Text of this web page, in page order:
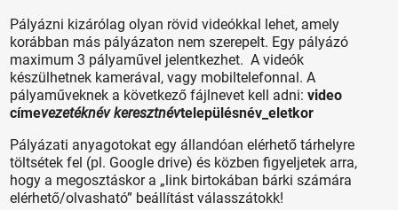
Pályázni kizárólag olyan rövid videókkal lehet, amely
korábban más pályázaton nem szerepelt. Egy pályázó
maximum 3 pályaművel jelentkezhet. A videók
készülhetnek kamerával, vagy mobiltelefonnal. A
pályaműveknek a következő fájlnevet kell adni: video
címevezetéknév keresztnévtelepülésnév_eletkor
Pályázati anyagotokat egy állandóan elérhető tárhelyre
töltsétek fel (pl. Google drive) és közben figyeljetek arra,
hogy a megosztáskor a „link birtokában bárki számára
elérhető/olvasható” beállítást válasszátokk!